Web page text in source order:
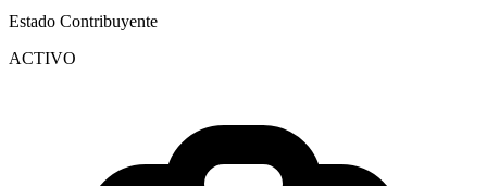
Estado Contribuyente
ACTIVO